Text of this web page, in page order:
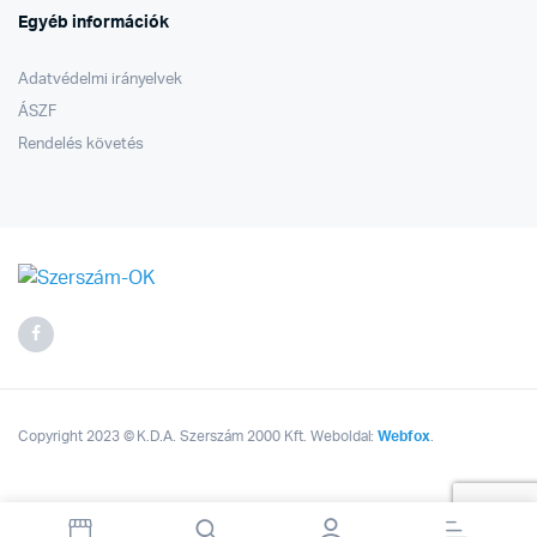
Egyéb információk
Adatvédelmi irányelvek
ÁSZF
Rendelés követés
Copyright 2023 © K.D.A. Szerszám 2000 Kft. Weboldal:Webfox